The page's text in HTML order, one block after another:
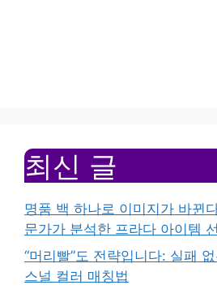
최신 글
명품 백 하나로 이미지가 바뀐
문가가 분석한 프라다 아이템
“머리빨”도 전략입니다: 실패
스널 컬러 매칭법